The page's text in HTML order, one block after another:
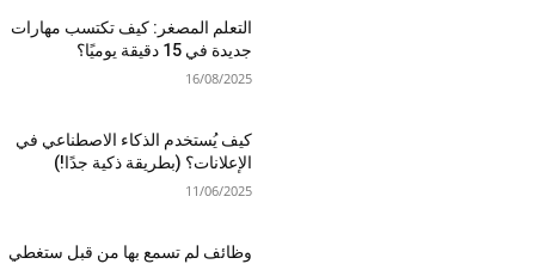
التعلم المصغر: كيف تكتسب مهارات
جديدة في 15 دقيقة يوميًا؟
16/08/2025
كيف يُستخدم الذكاء الاصطناعي في
الإعلانات؟ (بطريقة ذكية جدًا!)
11/06/2025
وظائف لم تسمع بها من قبل ستغطي